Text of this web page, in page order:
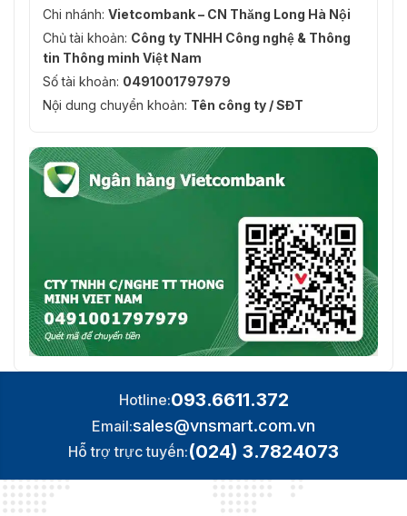
Chi nhánh: Vietcombank – CN Thăng Long Hà Nội
Chủ tài khoản: Công ty TNHH Công nghệ & Thông
tin Thông minh Việt Nam
Số tài khoản: 0491001797979
Nội dung chuyển khoản: Tên công ty / SĐT
Hotline:093.6611.372
Email:sales@vnsmart.com.vn
Hỗ trợ trực tuyến:(024) 3.7824073